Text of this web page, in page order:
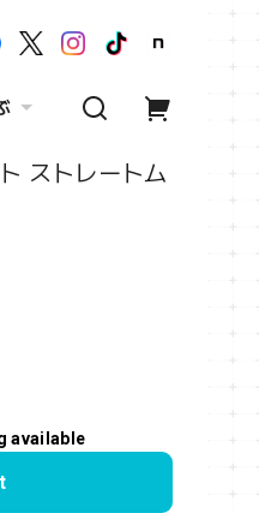
ストレートム
available